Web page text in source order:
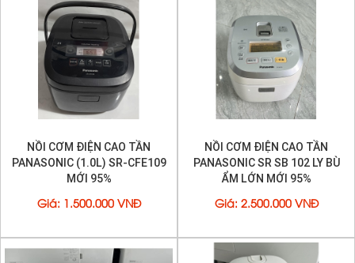
NỒI CƠM ĐIỆN CAO TẦN
PANASONIC (1.0L) SR-CFE109
MỚI 95%
Giá : 1.500.000 VNĐ
NỒI CƠM ĐIỆN CAO TẦN
PANASONIC SR SB 102 LY BÙ
ẨM LỚN MỚI 95%
Giá : 2.500.000 VNĐ